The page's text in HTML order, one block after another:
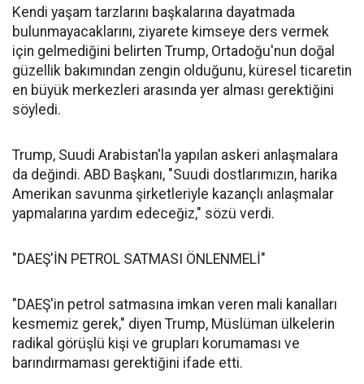
Kendi yaşam tarzlarını başkalarına dayatmada
bulunmayacaklarını, ziyarete kimseye ders vermek
için gelmediğini belirten Trump, Ortadoğu'nun doğal
güzellik bakımından zengin olduğunu, küresel ticaretin
en büyük merkezleri arasında yer alması gerektiğini
söyledi.
Trump, Suudi Arabistan'la yapılan askeri anlaşmalara
da değindi. ABD Başkanı, "Suudi dostlarımızın, harika
Amerikan savunma şirketleriyle kazançlı anlaşmalar
yapmalarına yardım edeceğiz," sözü verdi.
"DAEŞ'İN PETROL SATMASI ÖNLENMELİ"
"DAEŞ'in petrol satmasına imkan veren mali kanalları
kesmemiz gerek," diyen Trump, Müslüman ülkelerin
radikal görüşlü kişi ve grupları korumaması ve
barındırmaması gerektiğini ifade etti.